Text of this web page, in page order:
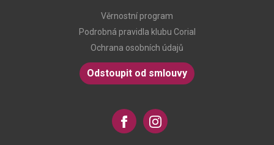
Věrnostní program
Podrobná pravidla klubu Corial
Ochrana osobních údajů
Odstoupit od smlouvy